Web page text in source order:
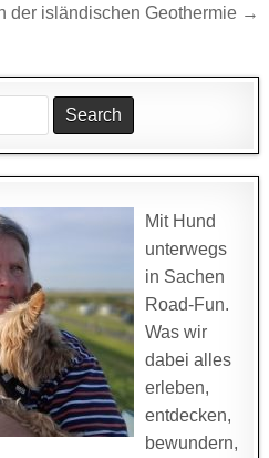
der isländischen Geothermie →
Mit Hund
unterwegs
in Sachen
Road-Fun.
Was wir
dabei alles
erleben,
entdecken,
bewundern,